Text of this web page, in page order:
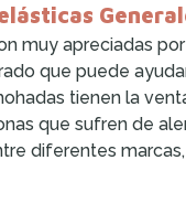
muy apreciadas
que puede
tienen la
que sufren de
diferentes